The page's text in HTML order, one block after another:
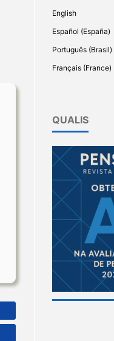
English
Español (España)
Português (Brasil)
Français (France)
QUALIS